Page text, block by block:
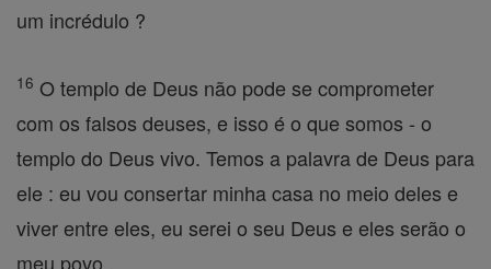
um incrédulo ?
16 O templo de Deus não pode se comprometer
com os falsos deuses, e isso é o que somos - o
templo do Deus vivo. Temos a palavra de Deus para
ele : eu vou consertar minha casa no meio deles e
viver entre eles, eu serei o seu Deus e eles serão o
meu povo .